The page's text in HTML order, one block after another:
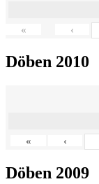
« ‹
Döben 2010
« ‹
Döben 2009